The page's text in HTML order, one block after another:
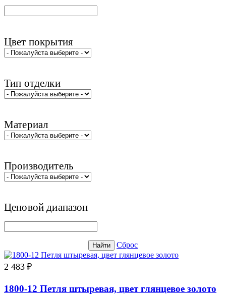
Цвет покрытия
Тип отделки
Материал
Производитель
Ценовой диапазон
Найти Сброс
2 483 ₽
1800-12 Петля штыревая, цвет глянцевое золото